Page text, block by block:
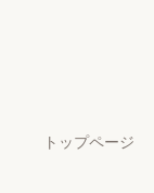
トップページ